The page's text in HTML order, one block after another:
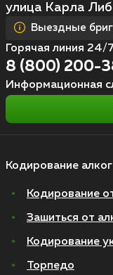
Кодирование
Кодирование
Зашиться от
Кодирование
Торпедо
улица Карла
Выездные
Горячая линия 24/7
8 (800) 200-
Информационная